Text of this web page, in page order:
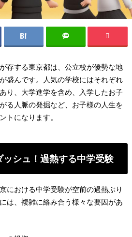
存する東京都は、公立校が優勢な地
盛んです。人気の学校にはそれぞれ
り、大学進学を含め、入学したお子
る人脈の発掘など、お子様の人生を
トになります。
ッシュ！過熱する中学受験
における中学受験が空前の過熱ぶり
は、複雑に絡み合う様々な要因があ